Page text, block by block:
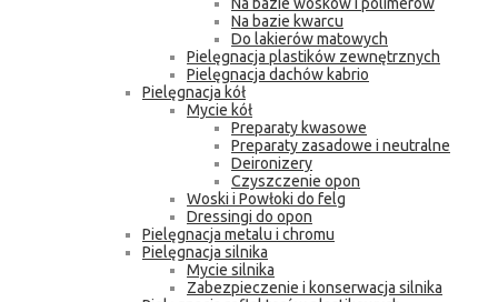
Na bazie kwarcu
Do lakierów matowych
Pielęgnacja plastików zewnętrznych
Pielęgnacja dachów kabrio
Pielęgnacja kół
Mycie kół
Preparaty kwasowe
Preparaty zasadowe i neutralne
Deironizery
Czyszczenie opon
Woski i Powłoki do felg
Dressingi do opon
Pielęgnacja metalu i chromu
Pielęgnacja silnika
Mycie silnika
Zabezpieczenie i konserwacja silnika